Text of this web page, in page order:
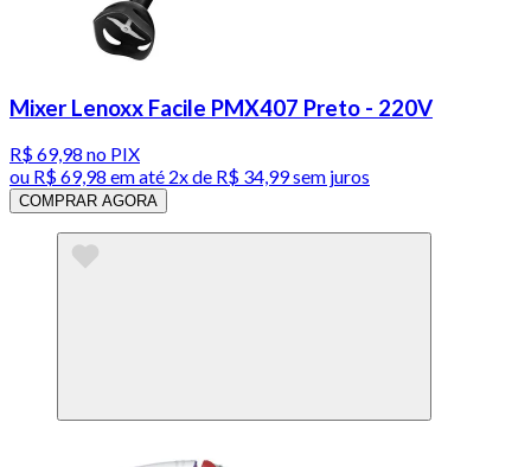
Mixer Lenoxx Facile PMX407 Preto - 220V
R$ 69,98 no PIX
ou R$ 69,98 em até 2x de R$ 34,99 sem juros
COMPRAR AGORA